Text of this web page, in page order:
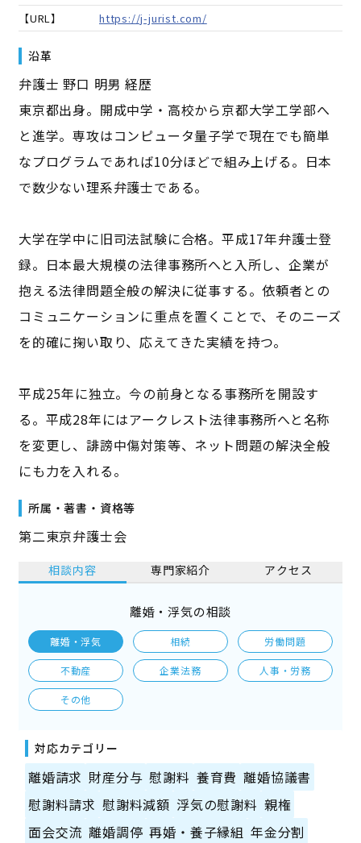
【URL】
https://j-jurist.com/
沿革
弁護士 野口 明男 経歴
東京都出身。開成中学・高校から京都大学工学部へ
と進学。専攻はコンピュータ量子学で現在でも簡単
なプログラムであれば10分ほどで組み上げる。日本
で数少ない理系弁護士である。
大学在学中に旧司法試験に合格。平成17年弁護士登
録。日本最大規模の法律事務所へと入所し、企業が
抱える法律問題全般の解決に従事する。依頼者との
コミュニケーションに重点を置くことで、そのニーズ
を的確に掬い取り、応えてきた実績を持つ。
平成25年に独立。今の前身となる事務所を開設す
る。平成28年にはアークレスト法律事務所へと名称
を変更し、誹謗中傷対策等、ネット問題の解決全般
にも力を入れる。
所属・著書・資格等
第二東京弁護士会
相談内容 専門家紹介 アクセス
離婚・浮気の相談
離婚・浮気 相続 労働問題
不動産 企業法務 人事・労務
その他
対応カテゴリー
離婚請求 財産分与 慰謝料 養育費 離婚協議書
慰謝料請求 慰謝料減額 浮気の慰謝料 親権
面会交流 離婚調停 再婚・養子縁組 年金分割